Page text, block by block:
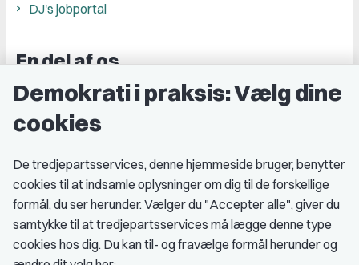
DJ's jobportal
En del af os
Grupper og kredse
Studenterorganisationer
Medlemskab
Fordele som medlem
Kontingent
Demokrati i praksis: Vælg dine
cookies
De tredjepartsservices, denne hjemmeside bruger, benytter
cookies til at indsamle oplysninger om dig til de forskellige
formål, du ser herunder. Vælger du "Accepter alle", giver du
samtykke til at tredjepartsservices må lægge denne type
cookies hos dig. Du kan til- og fravælge formål herunder og